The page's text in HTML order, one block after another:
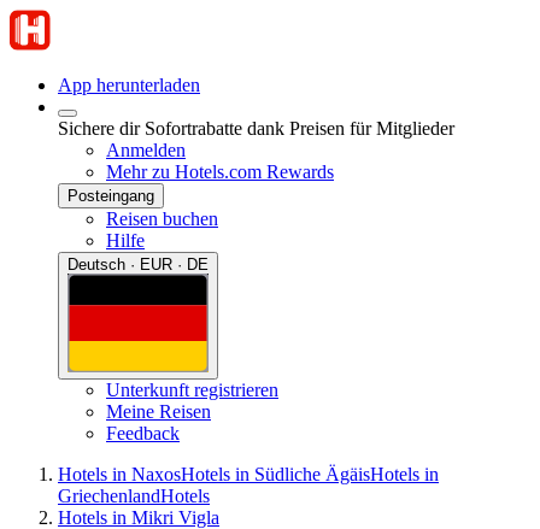
App herunterladen
Sichere dir Sofortrabatte dank Preisen für Mitglieder
Anmelden
Mehr zu Hotels.com Rewards
Posteingang
Reisen buchen
Hilfe
Deutsch · EUR · DE
Unterkunft registrieren
Meine Reisen
Feedback
Hotels in NaxosHotels in Südliche ÄgäisHotels in
GriechenlandHotels
Hotels in Mikri Vigla